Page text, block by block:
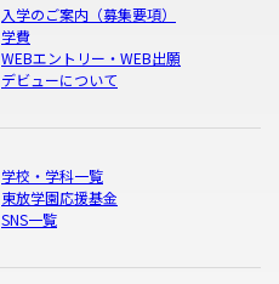
入学のご案内（募集要項）
学費
WEBエントリー・WEB出願
デビューについて
学校・学科一覧
東放学園応援基金
SNS一覧